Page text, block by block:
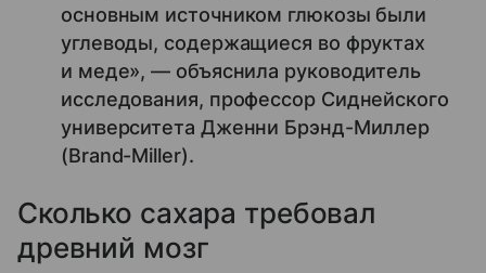
основным источником глюкозы были
углеводы, содержащиеся во фруктах
и меде», — объяснила руководитель
исследования, профессор Сиднейского
университета Дженни Брэнд-Миллер
(Brand-Miller).
Сколько сахара требовал
древний мозг